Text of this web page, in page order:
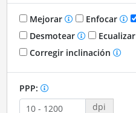
Mejorar Enfocar
Desmotear
Ecualizar
Corregir inclinación
PPP:
dpi